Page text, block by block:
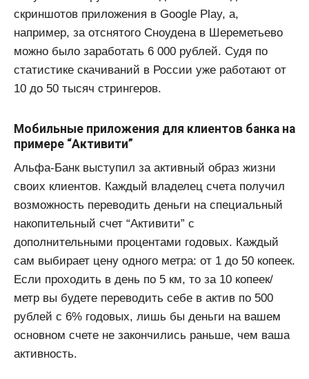
скриншотов приложения в Google Play, а,
например, за отснятого Сноудена в Шереметьево
можно было заработать 6 000 рублей. Судя по
статистике скачиваний в России уже работают от
10 до 50 тысяч стрингеров.
Мобильные приложения для клиентов банка на
примере “Активити”
Альфа-Банк выступил за активный образ жизни
своих клиентов. Каждый владелец счета получил
возможность переводить деньги на специальный
накопительный счет “Активити” с
дополнительными процентами годовых. Каждый
сам выбирает цену одного метра: от 1 до 50 копеек.
Если проходить в день по 5 км, то за 10 копеек/
метр вы будете переводить себе в актив по 500
рублей с 6% годовых, лишь бы деньги на вашем
основном счете не закончились раньше, чем ваша
активность.